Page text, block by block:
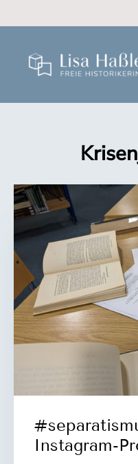
Inhalt
springen
Instagram-